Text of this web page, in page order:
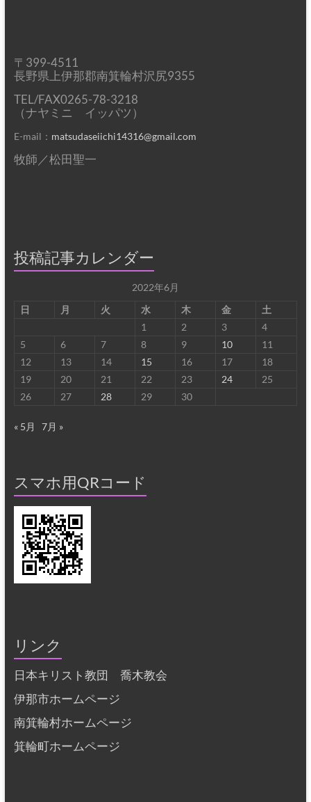
〒399-4511
長野県上伊那郡南箕輪村沢尻9355
TEL/FAX0265-78-3218
（ナヤミニ イッパツ）
E-mail： matsudaseiichi14316@gmail.com
牧師／松田聖一
投稿記事カレンダー
2022年6月
日
月 火 水 木 金
土
1
2 3
4
5
6 7 8 9 10
11
12
13 14 15 16 17
18
19
20 21 22 23 24
25
26
27 28 29 30
« 5月 7月 »
スマホ用QRコード
リンク
日本キリスト教団 喬木教会
伊那市ホームページ
南箕輪村ホームページ
箕輪町ホームページ